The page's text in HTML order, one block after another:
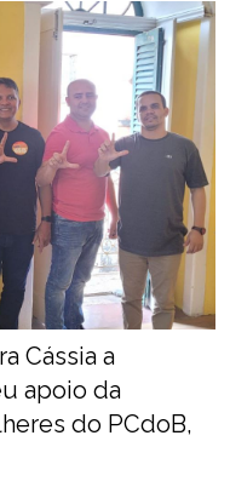
Cássia a
apoio da
do PCdoB,